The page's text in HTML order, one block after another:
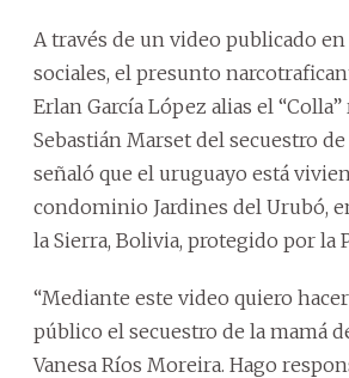
A través de un video publicado en
sociales, el presunto
Erlan García López alias el
Sebastián Marset del secuestro
señaló que el uruguayo está
condominio Jardines del Urubó,
la Sierra, Bolivia, protegido por la
“Mediante este video quiero
público el secuestro de la mamá
Vanesa Ríos Moreira. Hago